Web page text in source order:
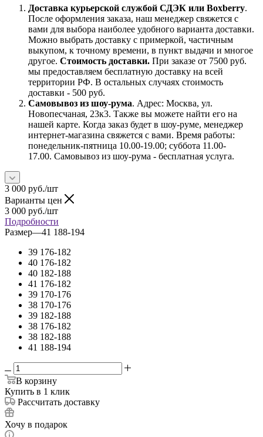
Доставка курьерской службой СДЭК или Boxberry.
После оформления заказа, наш менеджер свяжется с
вами для выбора наиболее удобного варианта доставки.
Можно выбрать доставку с примеркой, частичным
выкупом, к точному времени, в пункт выдачи и многое
другое. Стоимость доставки. При заказе от 7500 руб.
мы предоставляем бесплатную доставку на всей
территории РФ. В остальных случаях стоимость
доставки - 500 руб.
Самовывоз из шоу-рума. Адрес: Москва, ул.
Новопесчаная, 23к3. Также вы можете найти его на
нашей карте. Когда заказ будет в шоу-руме, менеджер
интернет-магазина свяжется с вами. Время работы:
понедельник-пятница 10.00-19.00; суббота 11.00-
17.00. Самовывоз из шоу-рума - бесплатная услуга.
3 000 руб./шт
Варианты цен
3 000 руб./шт
Подробности
Размер—41 188-194
39 176-182
40 176-182
40 182-188
41 176-182
39 170-176
38 170-176
39 182-188
38 176-182
38 182-188
41 188-194
В корзину
Купить в 1 клик
Рассчитать доставку
Хочу в подарок